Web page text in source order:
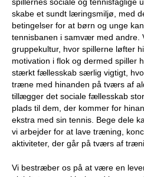
e
n
n
s
K
u
spillernes sociale og tennisfaglige
skabe et sundt læringsmiljø, med
betingelser for at børn og unge
tennisbanen i samvær med andre.
gruppekultur, hvor spillerne løfter
motivation i flok og dermed spiller
stærkt fællesskab særlig vigtigt,
træne med hinanden på tværs af
tillægger det sociale fællesskab
plads til dem, der kommer for
ekstra med sin tennis. Bege dele
vi arbejder for at lave træning,
aktiviteter, der går på tværs af
Vi bestræber os på at være en